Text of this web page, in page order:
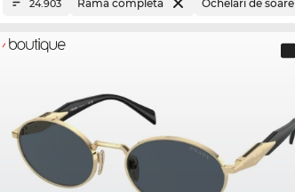
24.903 Ramă completă Ochelari de soare